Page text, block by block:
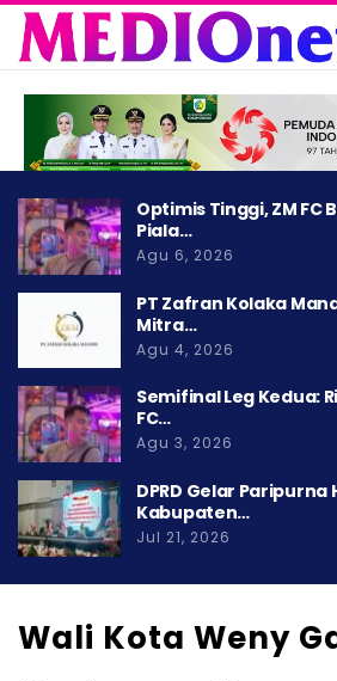
Optimis Tinggi, ZM FC
Piala…
Agu 6, 2026
PT Zafran Kolaka
Mitra…
Agu 4, 2026
Semifinal Leg Kedua:
FC…
Agu 3, 2026
DPRD Gelar Paripurna
Kabupaten…
Jul 21, 2026
Wali Kota Weny